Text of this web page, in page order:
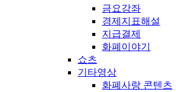
금요강좌
경제지표해설
지급결제
화폐이야기
쇼츠
기타영상
화폐사랑 콘텐츠